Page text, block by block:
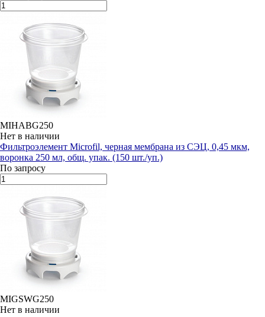
MIHABG250
Нет в наличии
Фильтроэлемент Microfil, черная мембрана из СЭЦ, 0,45 мкм,
воронка 250 мл, общ. упак. (150 шт./уп.)
По запросу
MIGSWG250
Нет в наличии